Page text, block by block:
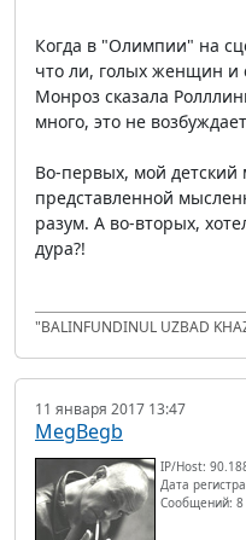
Когда в "Олимпии" на
что ли, голых женщин и
Монроз сказала
много, это не
Во-первых, мой детский
представленной
разум. А во-вторых,
дура?!
"BALINFUNDINUL UZBAD
11 января 2017 13:47
MegBegb
IP/Host:
Дата
Сообщений: 8